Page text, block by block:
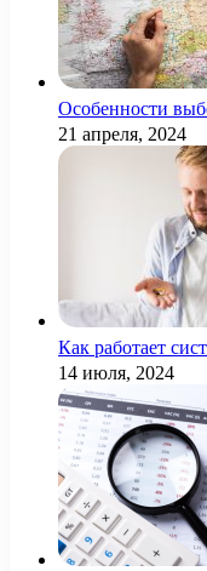
Особенности
21 апреля, 2024
Как работает
14 июля, 2024